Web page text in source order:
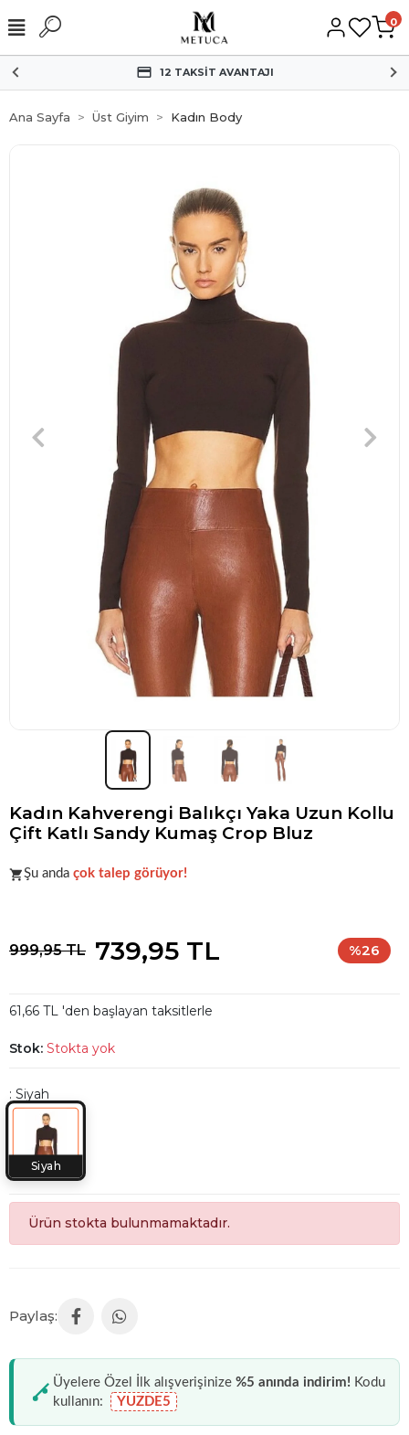
0
12 TAKSİT AVANTAJI
Ana Sayfa Üst Giyim Kadın Body
Kadın Kahverengi Balıkçı Yaka Uzun Kollu
Çift Katlı Sandy Kumaş Crop Bluz
Acele et! Stoklar hızla azalıyor!
Şu anda çok talep görüyor!
999,95 TL 739,95 TL %26
61,66 TL 'den başlayan taksitlerle
Stok: Stokta yok
: Siyah
Siyah
Ürün stokta bulunmamaktadır.
Üyelere Özel İlk alışverişinize %5 anında indirim! Kodu
kullanın:
YUZDE5